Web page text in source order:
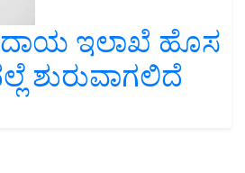
ಇಲಾಖೆ ಹೊಸ
ಶುರುವಾಗಲಿದೆ